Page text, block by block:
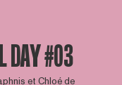
DAY #03
et Chloé de